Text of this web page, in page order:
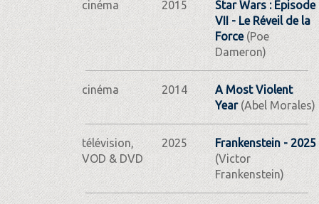
cinéma 2015
Star Wars : Episode
VII - Le Réveil de la
Force(Poe
Dameron)
cinéma 2014
A Most Violent
Year(Abel Morales)
télévision,
VOD & DVD
2025
Frankenstein - 2025
(Victor
Frankenstein)